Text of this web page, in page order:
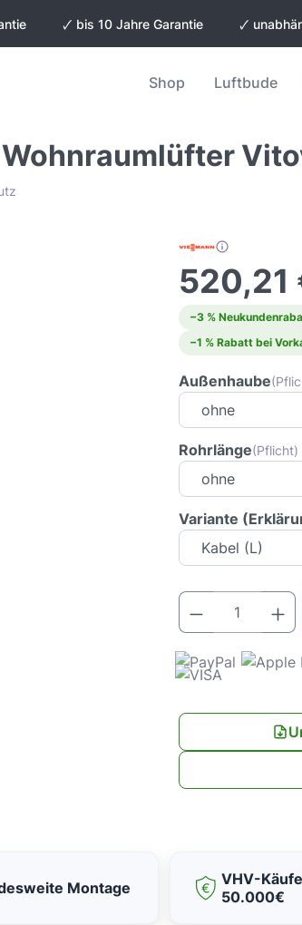
🗸 bis 10 Jahre Garantie 🗸
Shop Luftbude
520,21
−3 %
−1 % Rabatt bei
Außenhaube
Rohrlänge(Pflicht)
Variante
Montage
VHV-
50.000€